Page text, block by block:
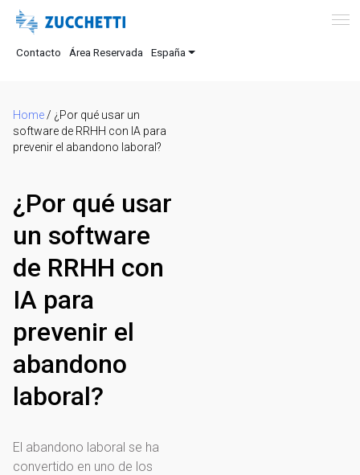
Contacto Área Reservada España
Home / ¿Por qué usar un
software de RRHH con IA para
prevenir el abandono laboral?
¿Por qué usar
un software
de RRHH con
IA para
prevenir el
abandono
laboral?
El abandono laboral se ha
convertido en uno de los